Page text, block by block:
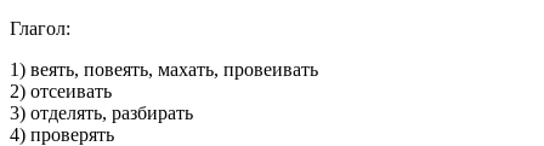
Глагол:
1) веять, повеять, махать, провеивать
2) отсеивать
3) отделять, разбирать
4) проверять